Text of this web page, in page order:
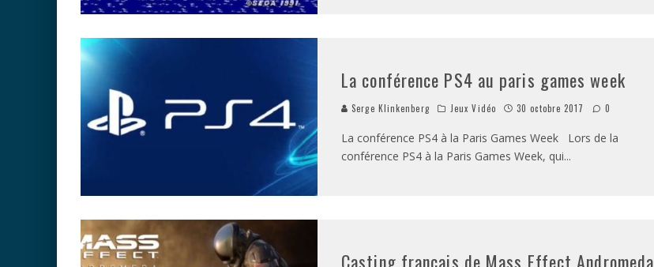
La conférence PS4 au paris games week
Serge Klinkenberg Jeux Vidéo 30 octobre 2017 0
La conférence PS4 à la Paris Games Week Lors de la
conférence PS4 à la Paris Games Week, qui...
Casting français de Mass Effect Andromeda